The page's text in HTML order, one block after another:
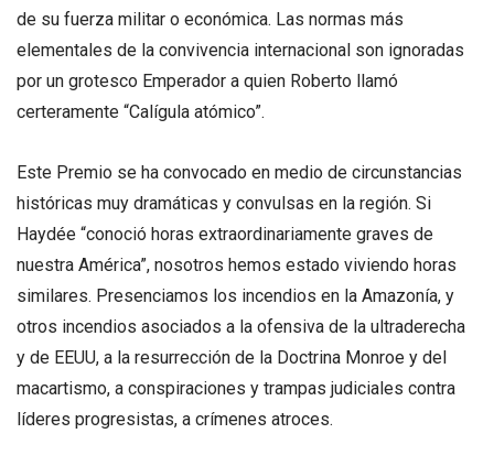
de su fuerza militar o económica. Las normas más
elementales de la convivencia internacional son ignoradas
por un grotesco Emperador a quien Roberto llamó
certeramente “Calígula atómico”.
Este Premio se ha convocado en medio de circunstancias
históricas muy dramáticas y convulsas en la región. Si
Haydée “conoció horas extraordinariamente graves de
nuestra América”, nosotros hemos estado viviendo horas
similares. Presenciamos los incendios en la Amazonía, y
otros incendios asociados a la ofensiva de la ultraderecha
y de EEUU, a la resurrección de la Doctrina Monroe y del
macartismo, a conspiraciones y trampas judiciales contra
líderes progresistas, a crímenes atroces.